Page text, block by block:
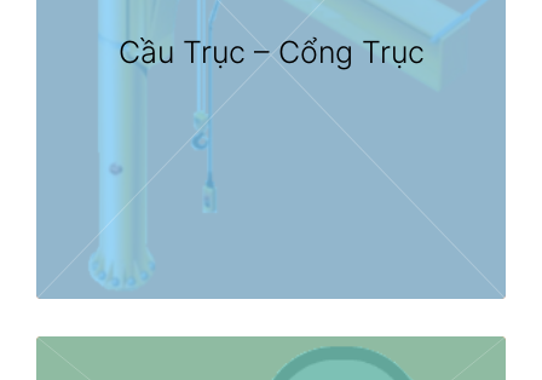
Cầu Trục – Cổng Trục